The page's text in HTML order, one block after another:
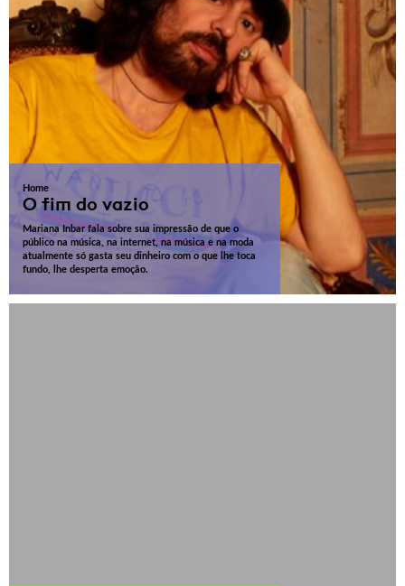
Home
O fim do vazio
Mariana Inbar fala sobre sua impressão de que o
público na música, na internet, na música e na moda
atualmente só gasta seu dinheiro com o que lhe toca
fundo, lhe desperta emoção.